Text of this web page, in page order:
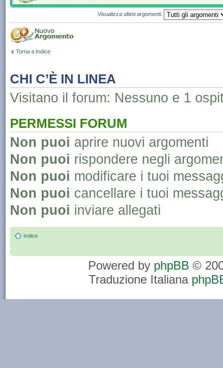
Visualizza ultimi argomenti:
Torna a Indice
CHI C’È IN LINEA
Visitano il forum: Nessuno e 1
PERMESSI FORUM
Non puoi aprire nuovi argomenti
Non puoi rispondere negli
Non puoi modificare i tuoi
Non puoi cancellare i tuoi
Non puoi inviare allegati
Indice
Powered by phpBB ©
Traduzione Italiana